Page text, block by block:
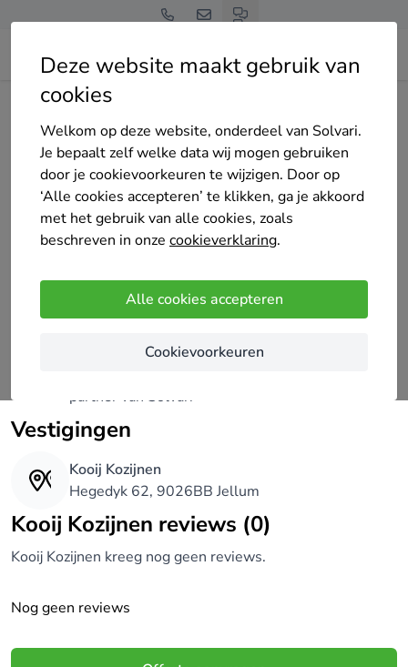
Deze website maakt gebruik van
cookies
Welkom op deze website, onderdeel van Solvari.
Je bepaalt zelf welke data wij mogen gebruiken
door je cookievoorkeuren te wijzigen. Door op
‘Alle cookies accepteren’ te klikken, ga je akkoord
met het gebruik van alle cookies, zoals
beschreven in onze cookieverklaring.
Alle cookies accepteren
Cookievoorkeuren
Home Bedrijven overzicht
Kooij Kozijnen
partner van Solvari
Vestigingen
Kooij Kozijnen
Hegedyk 62, 9026BB Jellum
Kooij Kozijnen reviews (0)
Kooij Kozijnen kreeg nog geen reviews.
Nog geen reviews